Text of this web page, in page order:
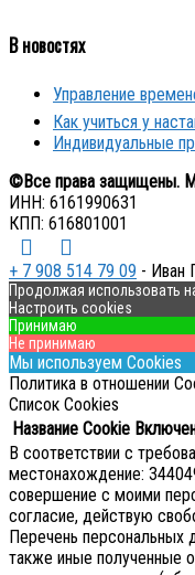
В новостях
Управление
Как учиться у
Индивидуальные
©Все права защищены.
ИНН: 6161990631
КПП: 616801001
+ 7 908 514 79 09 - Иван
Продолжая использовать
Настроить cookies
Принимаю
Не принимаю
Мы используем Cookies
Политика в отношении
Список Cookies
Название Cookie
В соответствии с
местонахождение:
совершение с моими
согласие, действую
Перечень персональных
также иные полученные